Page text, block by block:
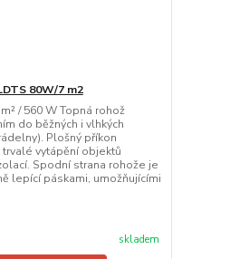
80W/7 m2
/ 560 W Topná rohož
do běžných i vlhkých
Plošný příkon
trvalé vytápění objektů
Spodní strana rohože je
lepící páskami, umožňujícími
skladem